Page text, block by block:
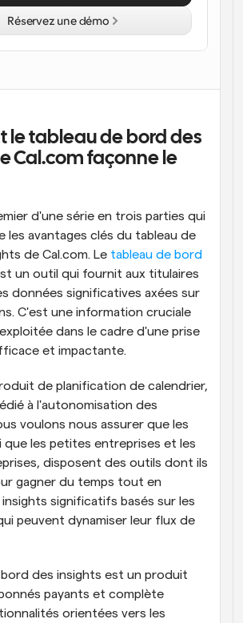
avec les dernières nouvelles et mises à
clients en quelques minutes
lorsque quelque chose se passe
le tableau de bord des
Cal.com façonne le
d'une série en trois parties qui
les avantages clés du tableau de
de Cal.com. Le tableau de bord
un outil qui fournit aux titulaires
données significatives axées sur
C'est une information cruciale
dans le cadre d'une prise
et impactante.
de planification de calendrier,
à l'autonomisation des
voulons nous assurer que les
que les petites entreprises et les
disposent des outils dont ils
gagner du temps tout en
significatifs basés sur les
peuvent dynamiser leur flux de
bord des insights est un produit
payants et complète
orientées vers les
Réservez une démo